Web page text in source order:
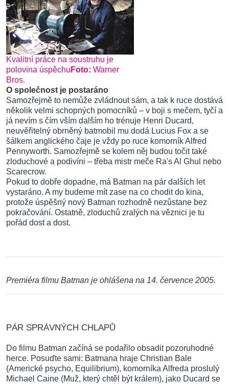
Kvalitní práce na soustruhu je
polovina úspěchu Foto: Warner
Bros.
O společnost je postaráno
Samozřejmě to nemůže zvládnout sám, a tak k ruce dostává
několik velmi schopných pomocníků – v boji s mečem, tyčí a
já nevím s čím vším dalším ho trénuje Henri Ducard,
neuvěřitelný obrněný batmobil mu dodá Lucius Fox a se
šálkem anglického čaje je vždy po ruce komorník Alfred
Pennyworth. Samozřejmě se kolem něj budou točit také
zloduchové a podivíni – třeba mistr meče Ra's Al Ghul nebo
Scarecrow.
Pokud to dobře dopadne, má Batman na pár dalších let
vystaráno. A my budeme mít zase na co chodit do kina,
protože úspěšný nový Batman rozhodně nezůstane bez
pokračování. Ostatně, zloduchů zralých na věznici je tu
pořád dost a dost.
Premiéra filmu Batman je ohlášena na 14. července 2005.
PÁR SPRÁVNÝCH CHLAPŮ
Do filmu Batman začíná se podařilo obsadit pozoruhodné
herce. Posuďte sami: Batmana hraje Christian Bale
(Americké psycho, Equilibrium), komorníka Alfreda proslulý
Michael Caine (Muž, který chtěl být králem), jako Ducard se